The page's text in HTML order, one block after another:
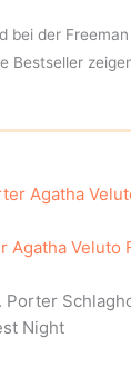
bei der
Bestseller
Agatha Veluto
Porter
Night